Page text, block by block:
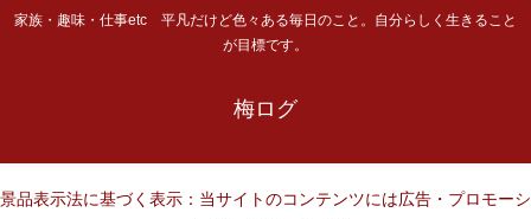
家族・趣味・仕事etc 平凡だけど色々ある毎日のこと。自分らしく生きること
が目標です。
梅ログ
景品表示法に基づく表示：当サイトのコンテンツには広告・プロモーシ